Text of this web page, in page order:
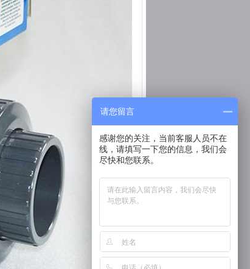
请您留言
感谢您的关注，当前客服人员不在
线，请填写一下您的信息，我们会
尽快和您联系。